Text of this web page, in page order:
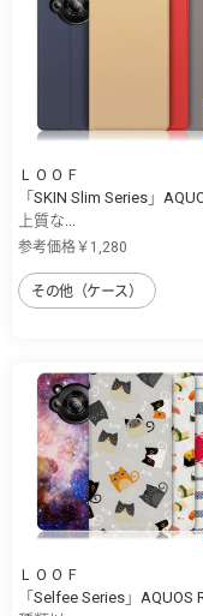
ＬＯＯＦ
「SKIN Slim Series」
上質な...
参考価格￥1,280
その他（ケース）
ＬＯＯＦ
「Selfee Series」AQUOS